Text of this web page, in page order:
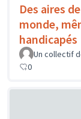
Des aires
monde,
handicapés
Un collectif
0